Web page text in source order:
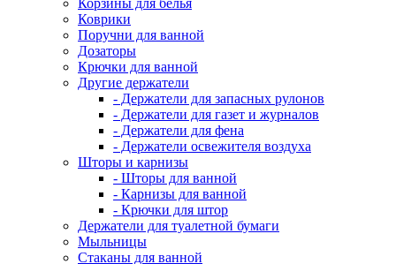
Корзины для белья
Коврики
Поручни для ванной
Дозаторы
Крючки для ванной
Другие держатели
- Держатели для запасных рулонов
- Держатели для газет и журналов
- Держатели для фена
- Держатели освежителя воздуха
Шторы и карнизы
- Шторы для ванной
- Карнизы для ванной
- Крючки для штор
Держатели для туалетной бумаги
Мыльницы
Стаканы для ванной